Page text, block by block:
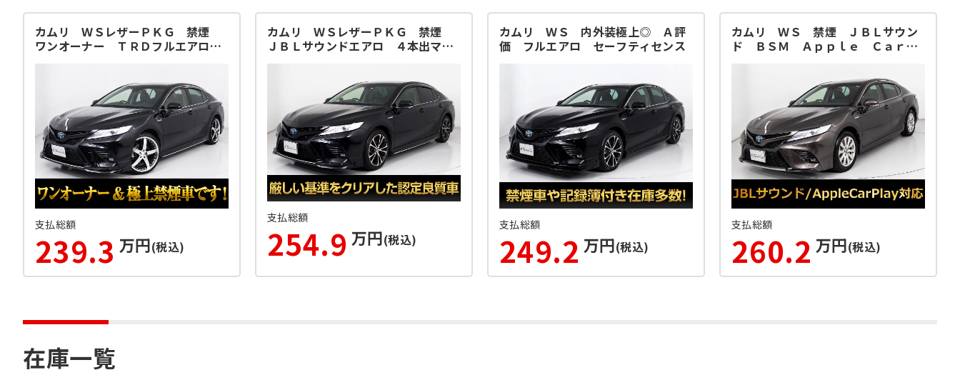
カムリ ＷＳレザーＰＫＧ 禁煙
ワンオーナー ＴＲＤフルエアロ
２０ＡＷ
支払総額
239.3 万円(税込)
カムリ ＷＳレザーＰＫＧ 禁煙
ＪＢＬサウンドエアロ ４本出マフ
ラー
支払総額
254.9 万円(税込)
カムリ ＷＳ 内外装極上◎ Ａ評
価 フルエアロ セーフティセンス
支払総額
249.2 万円(税込)
カムリ ＷＳ 禁煙 ＪＢＬサウン
ド ＢＳＭ Ａｐｐｌｅ Ｃａｒ
Ｐｌａｙ
支払総額
260.2 万円(税込)
在庫一覧